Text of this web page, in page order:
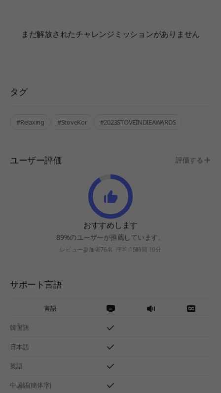
まだ解放されたチャレンジミッションがありません
タグ
#Relaxing #StoveKor #2023STOVEINDIEAWARDS
ユーザー評価 評価する
おすすめします
89%のユーザーが推薦しています。
レビュー参加者76名 平均 15時間 10分
サポート言語
言語
韓国語
日本語
英語
中国語(簡体字)